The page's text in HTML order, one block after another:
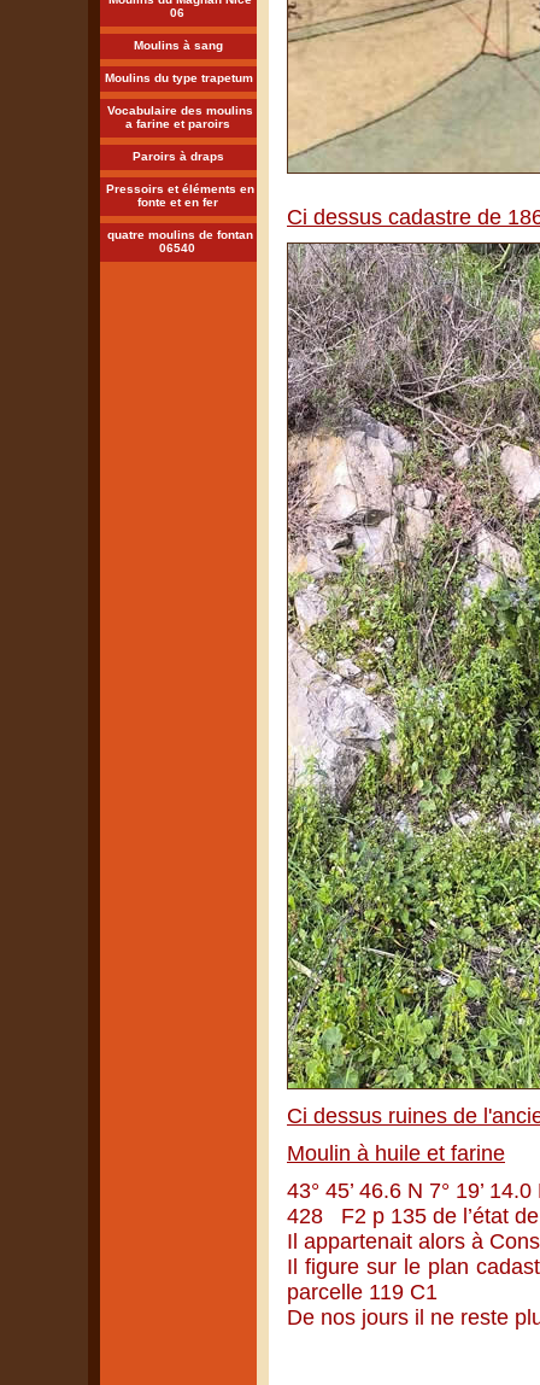
06
Moulins à sang
Moulins du type trapetum
Vocabulaire des moulins
a farine et paroirs
Paroirs à draps
Pressoirs et éléments en
fonte et en fer
quatre moulins de fontan
06540
Ci dessus cadastre de
Ci dessus ruines de
Moulin à huile et farine
43° 45’ 46.6 N 7° 19’ 14.0
428 F2 p 135 de l’état
Il appartenait alors à
Il figure sur le plan
parcelle 119 C1
De nos jours il ne reste